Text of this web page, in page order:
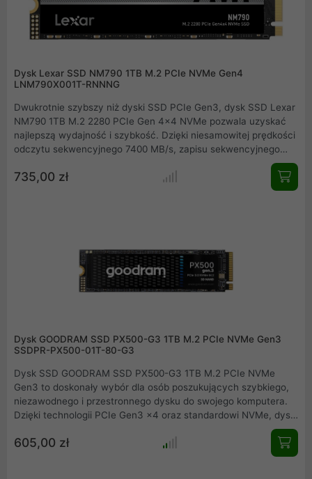
Dysk Lexar SSD NM790 1TB M.2 PCIe NVMe Gen4
LNM790X001T-RNNNG
Dwukrotnie szybszy niż dyski SSD PCIe Gen3, dysk SSD Lexar
NM790 1TB M.2 2280 PCIe Gen 4x4 NVMe pozwala uzyskać
najlepszą wydajność i szybkość. Dzięki niesamowitej prędkości
odczytu sekwencyjnego 7400 MB/s, zapisu sekwencyjnego
6500 MB/s i szybkości odczytu losowego do 1 000 000 IOP,
dysk SSD Lexar NM790 1TB ma wydajność, dzięki której
dotrzesz do mety jako pierwszy lub z łatwością dotrzymasz
735,00 zł
Dysk GOODRAM SSD PX500-G3 1TB M.2 PCIe NVMe Gen3
SSDPR-PX500-01T-80-G3
Dysk SSD GOODRAM SSD PX500-G3 1TB M.2 PCIe NVMe
Gen3 to doskonały wybór dla osób poszukujących szybkiego,
niezawodnego i przestronnego dysku do swojego komputera.
Dzięki technologii PCIe Gen3 x4 oraz standardowi NVMe, dysk
ten zapewnia błyskawiczną prędkość transferu danych, co
wpływa na płynność pracy systemu oraz szybsze ładowanie
aplikacji. Z pojemnością 1 TB zyskujesz dużą przestrzeń na
605,00 zł